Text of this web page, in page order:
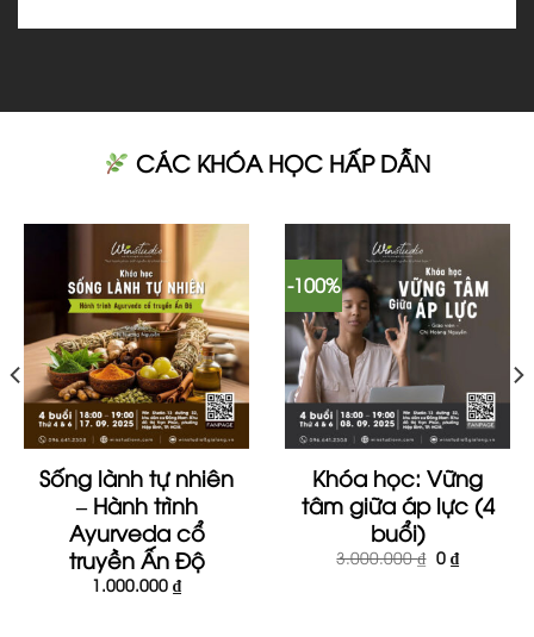
CÁC KHÓA HỌC HẤP DẪN
Sống lành tự nhiên
– Hành trình
Ayurveda cổ
truyền Ấn Độ
1.000.000 ₫
-100%
Khóa học: Vững
tâm giữa áp lực (4
buổi)
3.000.000₫ Giá
gốc
0 ₫Giá
hiện